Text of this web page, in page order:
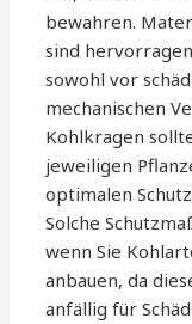
bewahren.
sind
sowohl vor
mechanischen
Kohlkragen
jeweiligen
optimalen
Solche
wenn Sie
anbauen, da
anfällig für